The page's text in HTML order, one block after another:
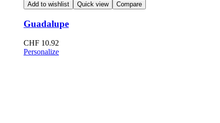
Add to wishlist Quick view Compare
Guadalupe
CHF 10.92
Personalize